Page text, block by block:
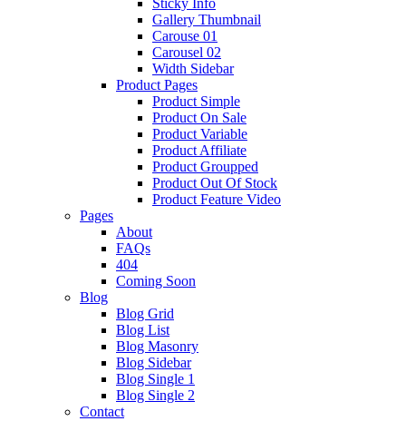
Sticky Info
Gallery Thumbnail
Carouse 01
Carousel 02
Width Sidebar
Product Pages
Product Simple
Product On Sale
Product Variable
Product Affiliate
Product Groupped
Product Out Of Stock
Product Feature Video
Pages
About
FAQs
404
Coming Soon
Blog
Blog Grid
Blog List
Blog Masonry
Blog Sidebar
Blog Single 1
Blog Single 2
Contact